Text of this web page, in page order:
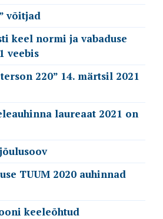
võitjad
keel normi ja vabaduse
veebis
220” 14. märtsil 2021
laureaat 2021 on
TUUM 2020 auhinnad
keeleõhtud